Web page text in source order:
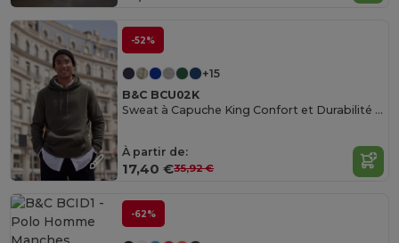
-52%
+15
B&C BCU02K
Sweat à Capuche King Confort et Durabilité B&C
À partir de:
17,40 €35,92 €
-62%